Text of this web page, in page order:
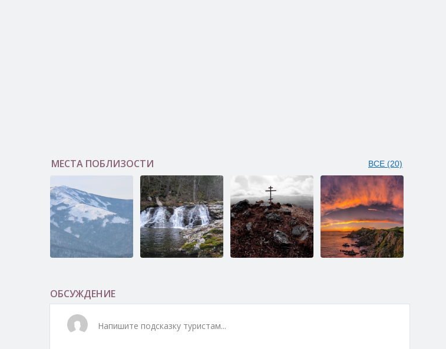
МЕСТА ПОБЛИЗОСТИ ВСЕ (20)
ОБСУЖДЕНИЕ
Напишите подсказку туристам...